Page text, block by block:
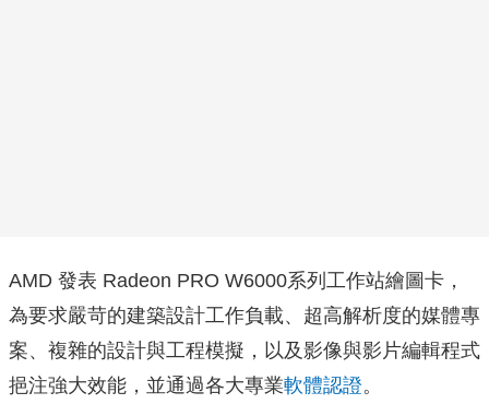
AMD 發表 Radeon PRO W6000系列工作站繪圖卡，
為要求嚴苛的建築設計工作負載、超高解析度的媒體專
案、 複雜的設計與工程模擬，以及影像與影片編輯程式
挹注強大效能，並通過各大專業軟體認證。